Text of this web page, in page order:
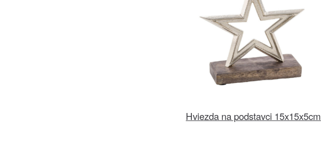
Hviezda na podstavci 15x15x5cm